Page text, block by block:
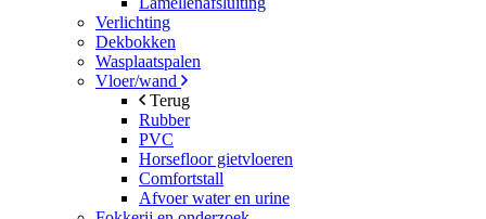
Verlichting
Dekbokken
Wasplaatspalen
Vloer/wand
Terug
Rubber
PVC
Horsefloor gietvloeren
Comfortstall
Afvoer water en urine